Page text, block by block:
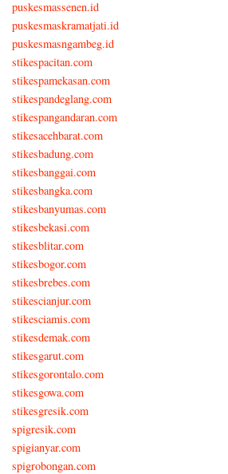
puskesmassenen.id
puskesmaskramatjati.id
puskesmasngambeg.id
stikespacitan.com
stikespamekasan.com
stikespandeglang.com
stikespangandaran.com
stikesacehbarat.com
stikesbadung.com
stikesbanggai.com
stikesbangka.com
stikesbanyumas.com
stikesbekasi.com
stikesblitar.com
stikesbogor.com
stikesbrebes.com
stikescianjur.com
stikesciamis.com
stikesdemak.com
stikesgarut.com
stikesgorontalo.com
stikesgowa.com
stikesgresik.com
spigresik.com
spigianyar.com
spigrobongan.com